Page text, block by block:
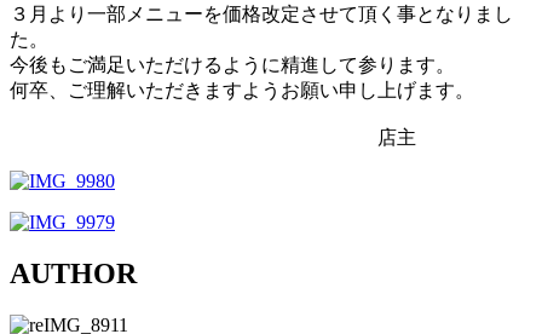
３月より一部メニューを価格改定させて頂く事となりまし
た。
今後もご満足いただけるように精進して参ります。
何卒、ご理解いただきますようお願い申し上げます。
店主
AUTHOR